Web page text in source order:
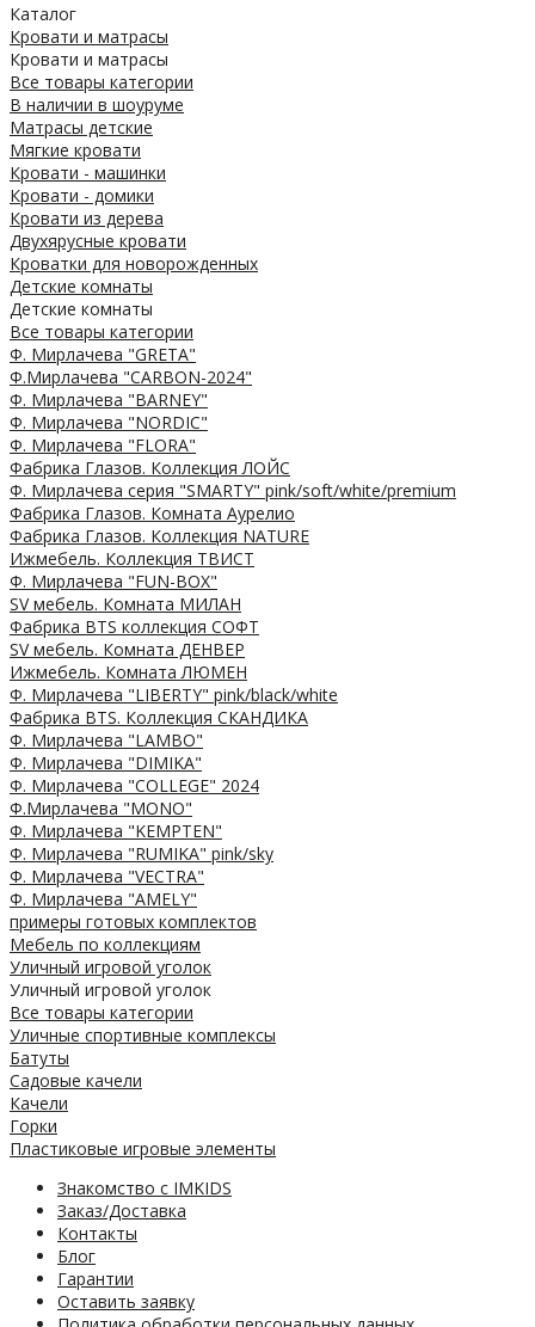
Каталог
Кровати и матрасы
Кровати и матрасы
Все товары категории
В наличии в шоуруме
Матрасы детские
Мягкие кровати
Кровати - машинки
Кровати - домики
Кровати из дерева
Двухярусные кровати
Кроватки для новорожденных
Детские комнаты
Детские комнаты
Все товары категории
Ф. Мирлачева "GRETA"
Ф.Мирлачева "CARBON-2024"
Ф. Мирлачева "BARNEY"
Ф. Мирлачева "NORDIC"
Ф. Мирлачева "FLORA"
Фабрика Глазов. Коллекция ЛОЙС
Ф. Мирлачева серия "SMARTY" pink/soft/white/premium
Фабрика Глазов. Комната Аурелио
Фабрика Глазов. Коллекция NATURE
Ижмебель. Коллекция ТВИСТ
Ф. Мирлачева "FUN-BOX"
SV мебель. Комната МИЛАН
Фабрика BTS коллекция СОФТ
SV мебель. Комната ДЕНВЕР
Ижмебель. Комната ЛЮМЕН
Ф. Мирлачева "LIBERTY" pink/black/white
Фабрика BTS. Коллекция СКАНДИКА
Ф. Мирлачева "LAMBO"
Ф. Мирлачева "DIMIKA"
Ф. Мирлачева "COLLEGE" 2024
Ф.Мирлачева "MONO"
Ф. Мирлачева "KEMPTEN"
Ф. Мирлачева "RUMIKA" pink/sky
Ф. Мирлачева "VECTRA"
Ф. Мирлачева "AMELY"
примеры готовых комплектов
Мебель по коллекциям
Уличный игровой уголок
Уличный игровой уголок
Все товары категории
Уличные спортивные комплексы
Батуты
Садовые качели
Качели
Горки
Пластиковые игровые элементы
Знакомство с IMKIDS
Заказ/Доставка
Контакты
Блог
Гарантии
Оставить заявку